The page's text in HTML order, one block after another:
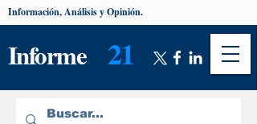
Informe 21
Información, Análisis y Opinión.